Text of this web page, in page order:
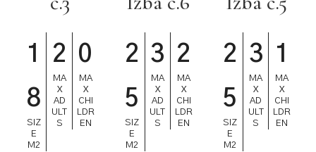
1
8
SIZ
E
M2
2
MA
X
AD
ULT
S
0
MA
X
CHI
LDR
EN
2
5
SIZ
E
M2
3
MA
X
AD
ULT
S
2
MA
X
CHI
LDR
EN
2
5
SIZ
E
M2
3
MA
X
AD
ULT
S
1
MA
X
CHI
LDR
EN